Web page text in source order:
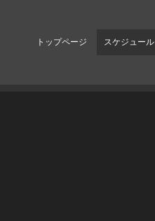
トップページ スケジュール